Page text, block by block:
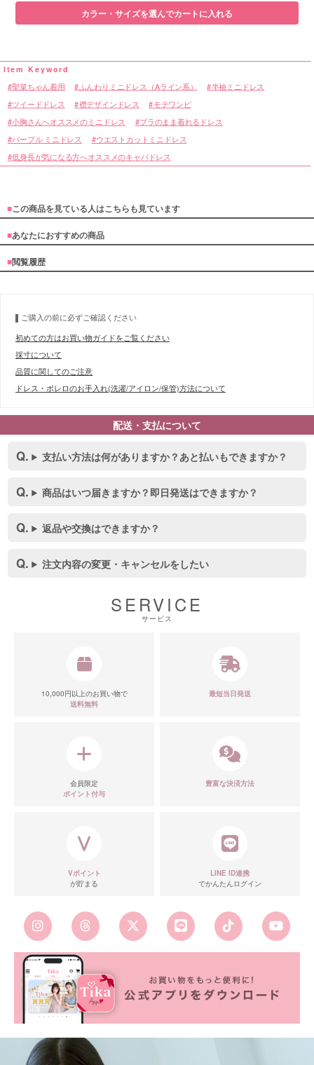
■カラーバリエーション
カラー・サイズを選んでカートに入れる
聖菜ちゃん着用 ふんわりミニドレス（Aライン系） 半袖ミニドレス
ツイードドレス 襟デザインドレス モテワンピ
小胸さんへオススメのミニドレス
ブラのまま着れるドレス
パープル ミニドレス
ウエストカットミニドレス
低身長が気になる方へオススメのキャバドレス
■この商品を見ている人はこちらも見ています
■あなたにおすすめの商品
■閲覧履歴
ご購入の前に必ずご確認ください
初めての方はお買い物ガイドをご覧ください
採寸について
品質に関してのご注意
ドレス・ボレロのお手入れ(洗濯/アイロン/保管)方法について
配送・支払について
支払い方法は何がありますか？あと払いもできますか？
商品はいつ届きますか？即日発送はできますか？
返品や交換はできますか？
注文内容の変更・キャンセルをしたい
SERVICE
サービス
10,000円以上のお買い物で
送料無料
最短当日発送
会員限定
ポイント付与
豊富な決済方法
Vポイント
が貯まる
LINE ID連携
でかんたんログイン